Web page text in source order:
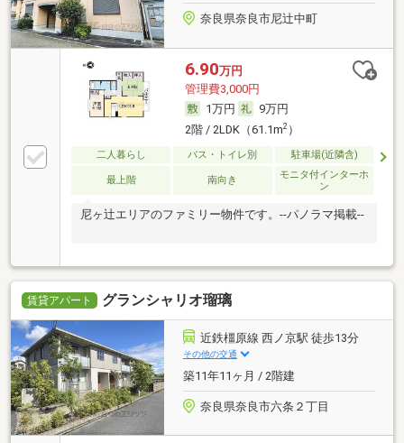
奈良県奈良市尼辻中町
6.90万円
管理費3,000円
1万円
9万円
2階 / 2LDK（61.1m2）
二人暮らし バス・トイレ別 駐車場(近隣含)
最上階 南向き
モニタ付インターホ
ン
尼ヶ辻エリアのファミリー物件です。--パノラマ掲載--
賃貸アパート グランシャリオ瑠璃
近鉄橿原線 西ノ京駅 徒歩13分
その他の交通
築11年11ヶ月 / 2階建
奈良県奈良市六条２丁目